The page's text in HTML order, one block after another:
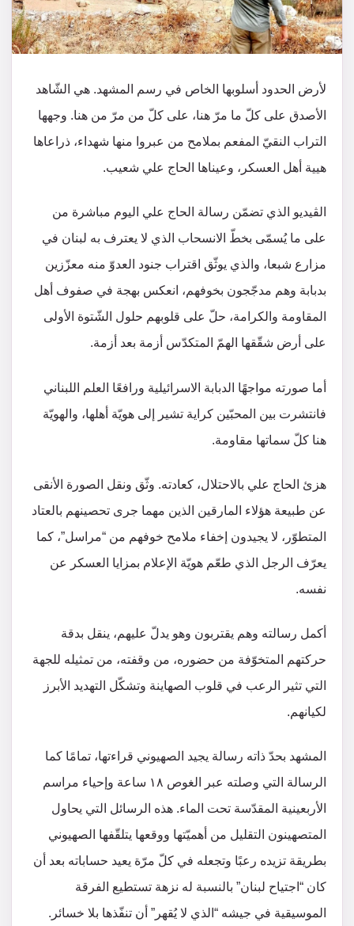
لأرض الحدود أسلوبها الخاص في رسم المشهد. هي الشّاهد
الأصدق على كلّ ما مرّ هنا، على كلّ من مرّ من هنا. وجهها
التراب النقيّ المفعم بملامح من عبروا منها شهداء، ذراعاها
هيية أهل العسكر، وعيناها الحاج علي شعيب.
الڤيديو الذي تضمّن رسالة الحاج علي اليوم مباشرة من
على ما يُسمّى بخطّ الانسحاب الذي لا يعترف به لبنان في
مزارع شبعا، والذي يوثّق اقتراب جنود العدوّ منه معزّزين
بدبابة وهم مدجّجون بخوفهم، انعكس بهجة في صفوف أهل
المقاومة والكرامة، حلّ على قلوبهم حلول الشّتوة الأولى
على أرض شقّقها الهمّ المتكدّس أزمة بعد أزمة.
أما صورته مواجهًا الدبابة الاسرائيلية ورافعًا العلم اللبناني
فانتشرت بين المحبّين كراية تشير إلى هويّة أهلها، والهويّة
هنا كلّ سماتها مقاومة.
هزئ الحاج علي بالاحتلال، كعادته. وثّق ونقل الصورة الأنقى
عن طبيعة هؤلاء المارقين الذين مهما جرى تحصينهم بالعتاد
المتطوّر، لا يجيدون إخفاء ملامح خوفهم من “مراسل”، كما
يعرّف الرجل الذي طعّم هويّة الإعلام بمزايا العسكر عن
نفسه.
أكمل رسالته وهم يقتربون وهو يدلّ عليهم، ينقل بدقة
حركتهم المتخوّفة من حضوره، من وقفته، من تمثيله للجهة
التي تثير الرعب في قلوب الصهاينة وتشكّل التهديد الأبرز
لكيانهم.
المشهد بحدّ ذاته رسالة يجيد الصهيوني قراءتها، تمامًا كما
الرسالة التي وصلته عبر الغوص ١٨ ساعة وإحياء مراسم
الأربعينية المقدّسة تحت الماء. هذه الرسائل التي يحاول
المتصهينون التقليل من أهميّتها ووقعها يتلقّفها الصهيوني
بطريقة تزيده رعبًا وتجعله في كلّ مرّة يعيد حساباته بعد أن
كان “اجتياح لبنان” بالنسبة له نزهة تستطيع الفرقة
الموسيقية في جيشه “الذي لا يُقهر” أن تنفّذها بلا خسائر.